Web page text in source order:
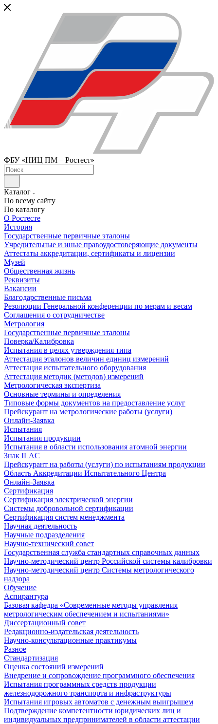
ФБУ «НИЦ ПМ – Ростест»
Каталог
По всему сайту
По каталогу
О Ростесте
История
Государственные первичные эталоны
Учредительные и иные правоудостоверяющие документы
Аттестаты аккредитации, сертификаты и лицензии
Музей
Общественная жизнь
Реквизиты
Вакансии
Благодарственные письма
Резолюции Генеральной конференции по мерам и весам
Соглашения о сотрудничестве
Метрология
Государственные первичные эталоны
Поверка/Калибровка
Испытания в целях утверждения типа
Аттестация эталонов величин единиц измерений
Аттестация испытательного оборудования
Аттестация методик (методов) измерений
Метрологическая экспертиза
Основные термины и определения
Типовые формы документов на предоставление услуг
Прейскурант на метрологические работы (услуги)
Онлайн-Заявка
Испытания
Испытания продукции
Испытания в области использования атомной энергии
Знак ILAC
Прейскурант на работы (услуги) по испытаниям продукции
Область Аккредитации Испытательного Центра
Онлайн-Заявка
Сертификация
Сертификация электрической энергии
Системы добровольной сертификации
Сертификация систем менеджмента
Научная деятельность
Научные подразделения
Научно-технический совет
Государственная служба стандартных справочных данных
Научно-методический центр Российской системы калибровки
Научно-методический центр Системы метрологического
надзора
Обучение
Аспирантура
Базовая кафедра «Современные методы управления
метрологическим обеспечением и испытаниями»
Диссертационный совет
Редакционно-издательская деятельность
Научно-консультационные практикумы
Разное
Стандартизация
Оценка состояний измерений
Внедрение и сопровождение программного обеспечения
Испытания программных средств продукции
железнодорожного транспорта и инфраструктуры
Испытания игровых автоматов с денежным выигрышем
Подтверждение компетентности юридических лиц и
индивидуальных предпринимателей в области аттестации